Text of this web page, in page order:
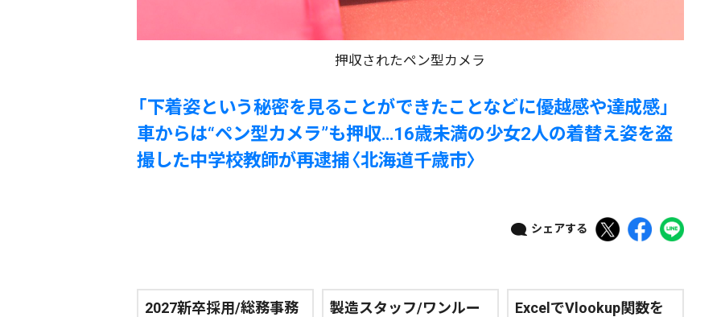
押収されたペン型カメラ
「下着姿という秘密を見ることができたことなどに優越感や達成感」
車からは“ペン型カメラ”も押収…16歳未満の少女2人の着替え姿を盗
撮した中学校教師が再逮捕〈北海道千歳市〉
シェアする
2027新卒採用/総務事務
製造スタッフ/ワンルー
ExcelでVlookup関数を
ニュース記事を探す
きのう 08月06日